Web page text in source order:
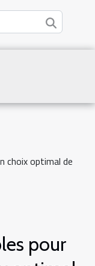
choix optimal de
pour